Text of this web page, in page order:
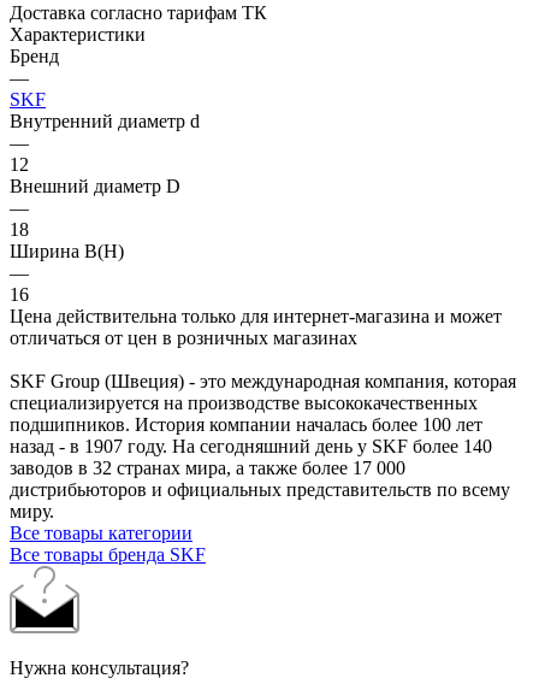
Доставка согласно тарифам ТК
Характеристики
Бренд
—
SKF
Внутренний диаметр d
—
12
Внешний диаметр D
—
18
Ширина B(H)
—
16
Цена действительна только для интернет-магазина и может
отличаться от цен в розничных магазинах
SKF Group (Швеция) - это международная компания, которая
специализируется на производстве высококачественных
подшипников. История компании началась более 100 лет
назад - в 1907 году. На сегодняшний день у SKF более 140
заводов в 32 странах мира, а также более 17 000
дистрибьюторов и официальных представительств по всему
миру.
Все товары категории
Все товары бренда SKF
Нужна консультация?